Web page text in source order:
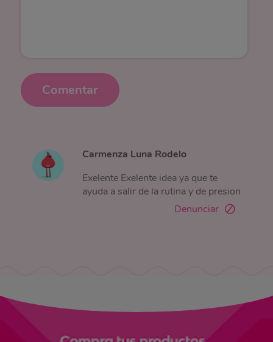
Comentar
Carmenza Luna Rodelo
Exelente Exelente idea ya que te
ayuda a salir de la rutina y de presion
Denunciar